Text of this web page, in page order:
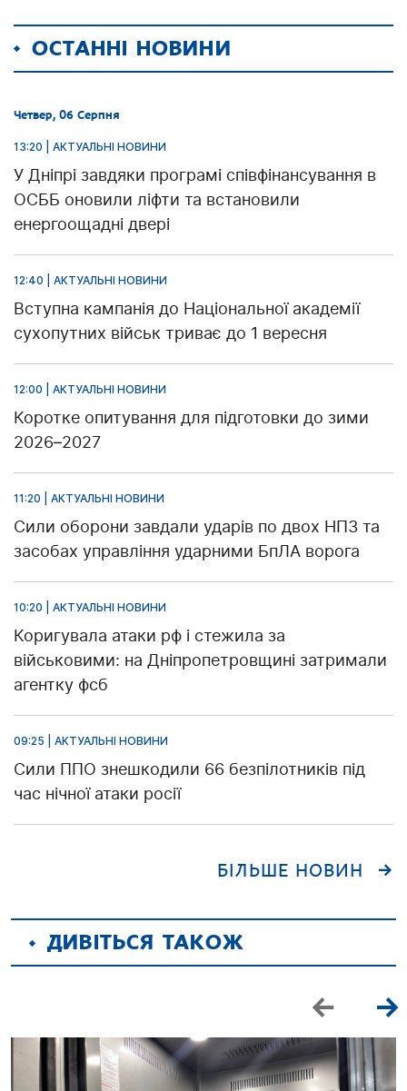
ОСТАННІ НОВИНИ
Четвер, 06 Серпня
13:20 | АКТУАЛЬНІ НОВИНИ
У Дніпрі завдяки програмі співфінансування в
ОСББ оновили ліфти та встановили
енергоощадні двері
12:40 | АКТУАЛЬНІ НОВИНИ
Вступна кампанія до Національної академії
сухопутних військ триває до 1 вересня
12:00 | АКТУАЛЬНІ НОВИНИ
Коротке опитування для підготовки до зими
2026–2027
11:20 | АКТУАЛЬНІ НОВИНИ
Сили оборони завдали ударів по двох НПЗ та
засобах управління ударними БпЛА ворога
10:20 | АКТУАЛЬНІ НОВИНИ
Коригувала атаки рф і стежила за
військовими: на Дніпропетровщині затримали
агентку фсб
09:25 | АКТУАЛЬНІ НОВИНИ
Сили ППО знешкодили 66 безпілотників під
час нічної атаки росії
БІЛЬШЕ НОВИН
ДИВІТЬСЯ ТАКОЖ